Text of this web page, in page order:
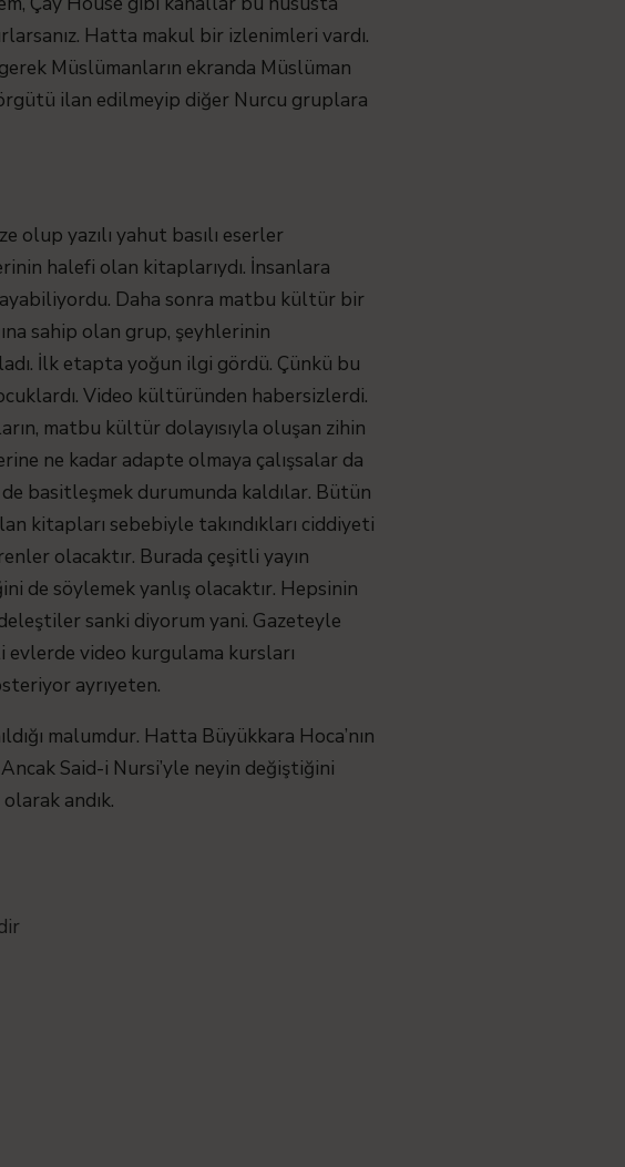
Hatta makul bir izlenimleri vardı.
Müslümanların ekranda Müslüman
örgütü ilan edilmeyip diğer Nurcu gruplara
olup yazılı yahut basılı eserler
halefi olan kitaplarıydı. İnsanlara
Daha sonra matbu kültür bir
sahip olan grup, şeyhlerinin
İlk etapta yoğun ilgi gördü. Çünkü bu
Video kültüründen habersizlerdi.
matbu kültür dolayısıyla oluşan zihin
ne kadar adapte olmaya çalışsalar da
basitleşmek durumunda kaldılar. Bütün
kitapları sebebiyle takındıkları ciddiyeti
olacaktır. Burada çeşitli yayın
de söylemek yanlış olacaktır. Hepsinin
sanki diyorum yani. Gazeteyle
video kurgulama kursları
ayrıyeten.
malumdur. Hatta Büyükkara Hoca’nın
Said-i Nursi’yle neyin değiştiğini
andık.